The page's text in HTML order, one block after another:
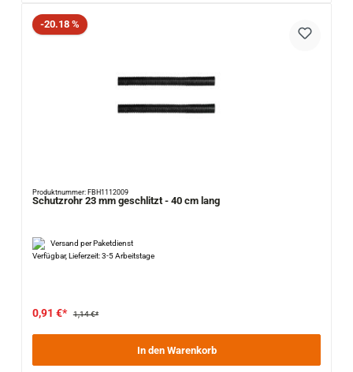
Rabatt
-20.18 %
Produktnummer: FBH1112009
Schutzrohr 23 mm geschlitzt - 40 cm lang
Versand per Paketdienst
Verfügbar, Lieferzeit: 3-5 Arbeitstage
0,91 €* 1,14 €*
In den Warenkorb